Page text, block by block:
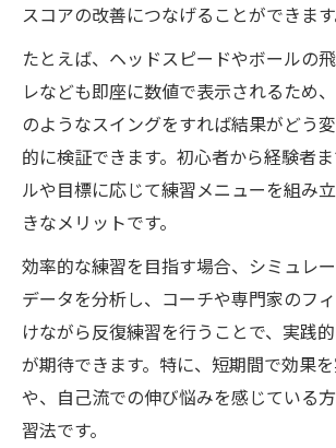
スコアの改善につなげることができます
たとえば、ヘッドスピードやボールの
レなども即座に数値で表示されるため
のようなスイングをすれば結果がどう
的に検証できます。初心者から経験者
ルや目標に応じて練習メニューを組み
きなメリットです。
効率的な練習を目指す場合、シミュレ
データを分析し、コーチや専門家のフ
けながら反復練習を行うことで、実践
が期待できます。特に、短期間で効果
や、自己流での伸び悩みを感じている
習法です。